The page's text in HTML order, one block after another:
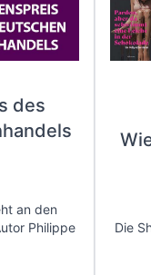
des
an den
Philippe
Die